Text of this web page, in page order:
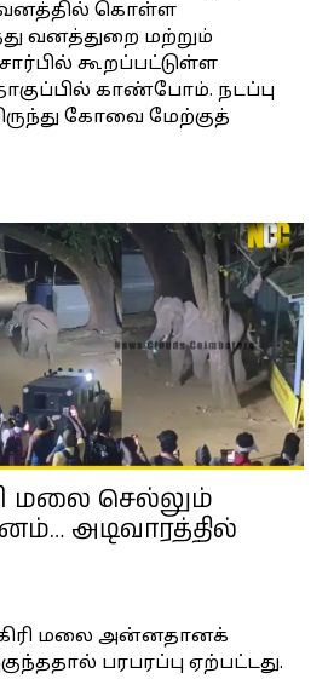
கொள்ள
வனத்துறை மற்றும்
கூறப்பட்டுள்ள
காண்போம். நடப்பு
கோவை மேற்குத்
மலை செல்லும்
அடிவாரத்தில்
மலை அன்னதானக்
பரபரப்பு ஏற்பட்டது.